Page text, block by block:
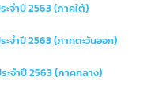
ะจำปี 2563 (ภาคใต้)
ะจำปี 2563 (ภาคตะวันออก)
ะจำปี 2563 (ภาคกลาง)